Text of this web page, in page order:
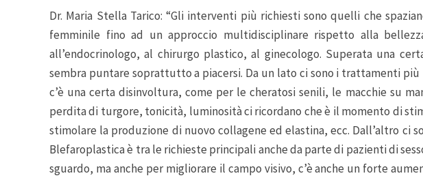
Dr. Maria Stella Tarico: “Gli interventi più richiesti sono quelli che
femminile fino ad un approccio multidisciplinare rispetto alla
all’endocrinologo, al chirurgo plastico, al ginecologo. Superata una
sembra puntare soprattutto a piacersi. Da un lato ci sono i trattamenti
c’è una certa disinvoltura, come per le cheratosi senili, le macchie su
perdita di turgore, tonicità, luminosità ci ricordano che è il momento di
stimolare la produzione di nuovo collagene ed elastina, ecc. Dall’altro ci
Blefaroplastica è tra le richieste principali anche da parte di pazienti di
sguardo, ma anche per migliorare il campo visivo, c’è anche un forte